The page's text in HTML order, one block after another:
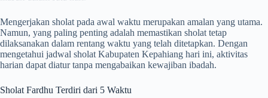
Mengerjakan sholat pada awal waktu merupakan amalan yang utama.
Namun, yang paling penting adalah memastikan sholat tetap
dilaksanakan dalam rentang waktu yang telah ditetapkan. Dengan
mengetahui jadwal sholat Kabupaten Kepahiang hari ini, aktivitas
harian dapat diatur tanpa mengabaikan kewajiban ibadah.
Sholat Fardhu Terdiri dari 5 Waktu